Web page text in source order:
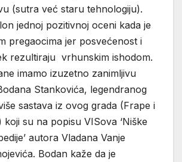
(sutra već staru tehnologiju).
jednoj pozitivnoj oceni kada je
pregaocima jer posvećenost i
rezultiraju vrhunskim ishodom.
imamo izuzetno zanimljivu
Stankovića, legendranog
sastava iz ovog grada (Frape i
su na popisu VISova ‘Niške
autora Vladana Vanje
Bodan kaže da je